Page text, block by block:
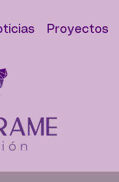
Proyectos